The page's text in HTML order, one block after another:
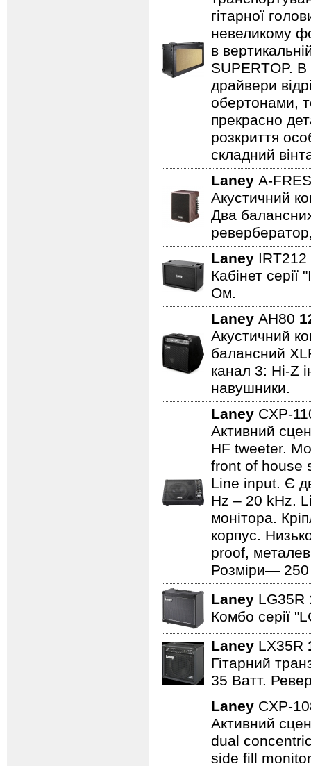
гітарної
невеликому
в
SUPERTOP. В
драйвери
обертонами,
прекрасно
розкриття
складний
Laney A-
Акустичний
Два
Laney IRT212
Кабінет
Ом.
Laney AH80
Акустичний
балансний
канал 3: Hi-Z
навушники.
Laney CXP-
Активний
HF tweeter.
front of house
Line input. Є
Hz – 20 kHz.
монітора.
корпус.
proof,
Розміри—
Laney LG35R
Комбо серії
Laney LX35R
Гітарний
35 Ватт.
Laney CXP-
Активний
dual
side fill